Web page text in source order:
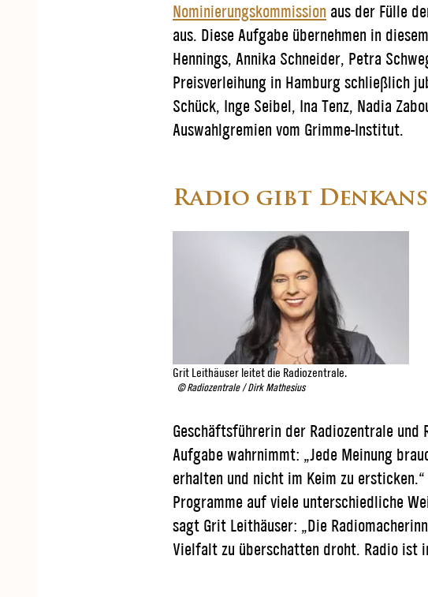
Nominierungskommission aus der Fülle
aus. Diese Aufgabe übernehmen in
Hennings, Annika Schneider, Petra
Preisverleihung in Hamburg schließlich
Schück, Inge Seibel, Ina Tenz, Nadia
Auswahlgremien vom Grimme-Institut.
Radio gibt
Grit Leithäuser leitet die Radiozentrale.
© Radiozentrale / Dirk Mathesius
Geschäftsführerin der Radiozentrale
Aufgabe wahrnimmt: „Jede Meinung
erhalten und nicht im Keim zu
Programme auf viele unterschiedliche
sagt Grit Leithäuser: „Die
Vielfalt zu überschatten droht. Radio ist